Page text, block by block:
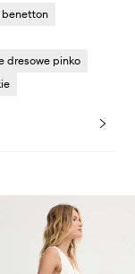
dresowe pinko